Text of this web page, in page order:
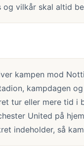
vilkår skal altid
kampen mod
kampdagen
tur eller mere tid
United på
indeholder, så